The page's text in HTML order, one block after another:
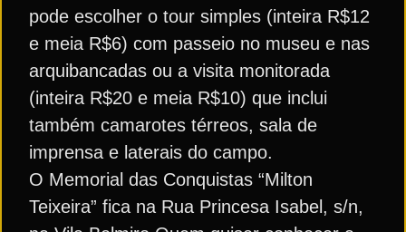
pode escolher o tour simples (inteira R$12
e meia R$6) com passeio no museu e nas
arquibancadas ou a visita monitorada
(inteira R$20 e meia R$10) que inclui
também camarotes térreos, sala de
imprensa e laterais do campo.
O Memorial das Conquistas “Milton
Teixeira” fica na Rua Princesa Isabel, s/n,